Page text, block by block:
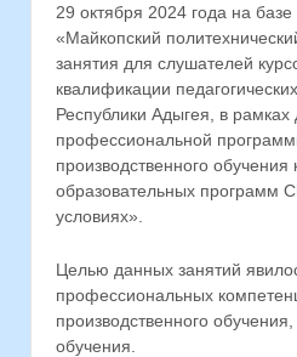
29 октября 2024 года на
«Майкопский
занятия для слушателей
квалификации
Республики Адыгея, в рамках
профессиональной
производственного обучения
образовательных программ
условиях».
Целью данных занятий
профессиональных
производственного
обучения.